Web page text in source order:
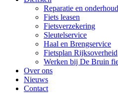
Reparatie en onderhoud
Fiets leasen
Fietsverzekering
Sleutelservice
Haal en Brengservice
Fietsplan Rijksoverheid
Werken bij De Bruin
Over ons
Nieuws
Contact